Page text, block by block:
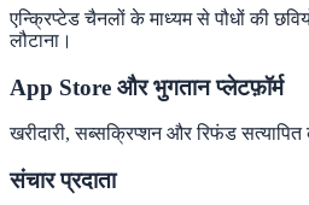
एन्क्रिप्टेड चैनलों के माध्यम से पौधों की
लौटाना।
App Store और भुगतान प्लेटफ़ॉर्म
खरीदारी, सब्सक्रिप्शन और रिफंड सत्यापित
संचार प्रदाता